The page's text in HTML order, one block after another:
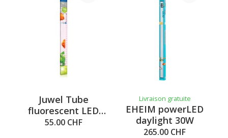
Juwel Tube
fluorescent LED
Color
55.00 CHF
Livraison gratuite
EHEIM powerLED
daylight 30W
265.00 CHF